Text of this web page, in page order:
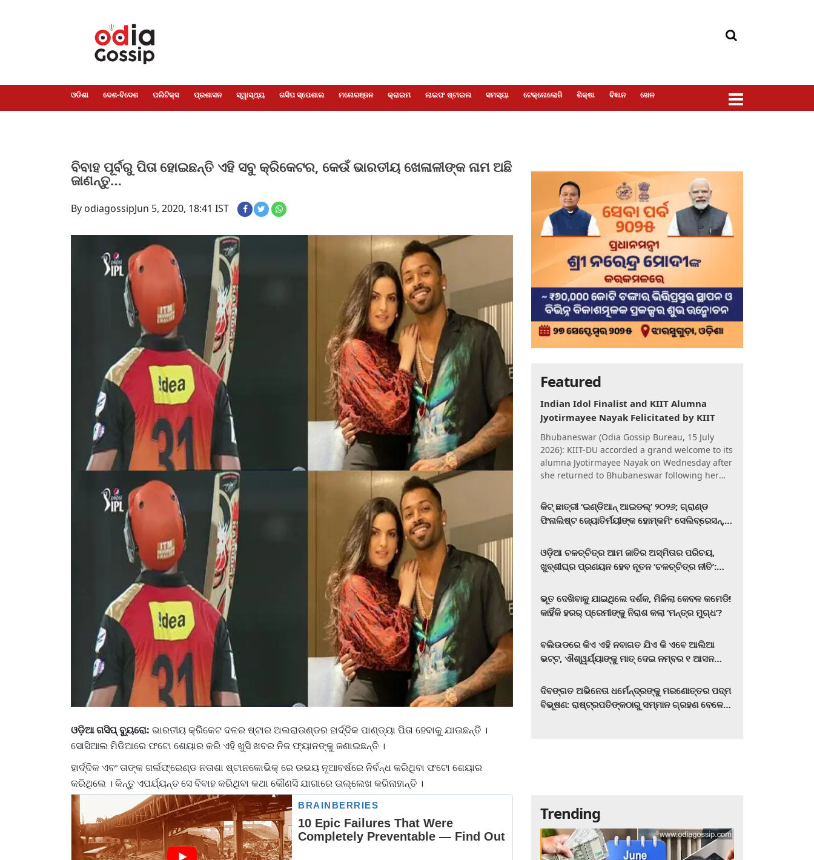
ଓଡିଶା ଦେଶ-ବିଦେଶ ପଲିଟିକ୍ସ ପ୍ରଶାସନ ସ୍ୱାସ୍ଥ୍ୟ ଗସିପ ସ୍ପେଶାଲ ମନୋରଞ୍ଜନ କ୍ରାଇମ ଲାଇଫ ଷ୍ଟାଇଲ ସମସ୍ୟା ଟେକ୍ନୋଲୋଜି ଶିକ୍ଷା ବିଜ୍ଞାନ ଖେଳ
ବିବାହ ପୂର୍ବରୁ ପିତା ହୋଇଛନ୍ତି ଏହି ସବୁ କ୍ରିକେଟର, କେଉଁ ଭାରତୀୟ ଖେଳାଳୀଙ୍କ ନାମ ଅଛି
ଜାଣନ୍ତୁ…
By odiagossipJun 5, 2020, 18:41 IST
ଓଡ଼ିଆ ଗସିପ୍ ବ୍ୟୁରୋ: ଭାରତୀୟ କ୍ରିିକେଟ ଦଳର ଷ୍ଟାର ଅଲରାଉଣ୍ଡର ହାର୍ଦ୍ଦିକ ପାଣ୍ଡ୍ୟା ପିତା ହେବାକୁ ଯାଉଛନ୍ତି ।
ସୋସିଆଲ ମିଡିଆରେ ଫଟୋ ଶେୟାର କରି ଏହି ଖୁସି ଖବର ନିଜ ଫ୍ୟାନଙ୍କୁ ଜଣାଇଛନ୍ତି ।
ହାର୍ଦ୍ଦିକ ଏବଂ ତାଙ୍କ ଗର୍ଲଫ୍ରେଣ୍ଡ ନତାଶା ଷ୍ଟାନକୋଭିକ୍ ରେ ଉଭୟ ନୂଆବର୍ଷରେ ନିର୍ବନ୍ଧ କରିଥିବା ଫଟୋ ଶେୟାର
କରିଥିଲେ । କିନ୍ତୁ ଏପର୍ଯ୍ୟନ୍ତ ସେ ବିବାହ କରିଥିବା କଥା କୌଣସି ଯାଗାରେ ଉଲ୍ଲେଖ କରିନାହାନ୍ତି ।
Featured
Indian Idol Finalist and KIIT Alumna
Jyotirmayee Nayak Felicitated by KIIT
Bhubaneswar (Odia Gossip Bureau, 15 July
2026): KIIT-DU accorded a grand welcome to its
alumna Jyotirmayee Nayak on Wednesday after
she returned to Bhubaneswar following her
କିଟ୍‍ ଛାତ୍ରୀ ‘ଇଣ୍ଡିଆନ୍ ଆଇଡଲ୍‌’ ୨୦୨୬; ଗ୍ରାଣ୍ଡ
ଫିନାଲିଷ୍ଟ ଜ୍ୟୋତିର୍ମୟୀଙ୍କ ହୋମ୍‍କମିଂ ସେଲିବ୍ରେସନ୍‍,
ଓଡ଼ିଆ ଚଳଚ୍ଚିତ୍ର ଆମ ଜାତିର ଅସ୍ମିତାର ପରିଚୟ,
ଖୁବ୍‌ଶୀଘ୍ର ପ୍ରଣୟନ ହେବ ନୂତନ ‘ଚଳଚ୍ଚିତ୍ର ନୀତି’:
ଭୂତ ଦେଖିବାକୁ ଯାଇଥିଲେ ଦର୍ଶକ, ମିଳିଲା କେବଳ କମେଡି!
କାହିଁକି ହରର୍‌ ପ୍ରେମୀଙ୍କୁ ନିରାଶ କଲା ‘ମନ୍ତ୍ର ମୁଗ୍ଧ’?
ବଲିଉଡରେ କିଏ ଏହି ନବାଗତ ଯିଏ କି ଏବେ ଆଲିଆ
ଭଟ୍ଟ, ଐଶ୍ୱର୍ଯ୍ୟାଙ୍କୁ ମାତ୍‌ ଦେଇ ନମ୍ବର ୧ ଆସନ
ଦିବଙ୍ଗତ ଅଭିନେତା ଧର୍ମେନ୍ଦ୍ରଙ୍କୁ ମରଣୋତ୍ତର ପଦ୍ମ
ବିଭୂଷଣ: ରାଷ୍ଟ୍ରପତିଙ୍କଠାରୁ ସମ୍ମାନ ଗ୍ରହଣ ବେଳେ
Trending